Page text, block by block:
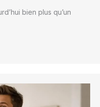
bien plus qu’un